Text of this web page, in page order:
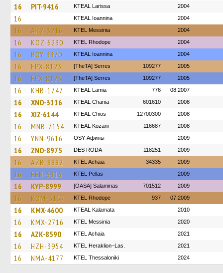
16 PIT-9416 KTEAL Larissa 2004
16 KTEAL Ioannina 2004
16 AKZ-3216 KTEL Messinia 2004
16 KOZ-6230 KTEL Rhodope 2004
16 BOY-3370 KTEAL Ioannina 2004
16 EPX-8123 [TheTA] Serres 109277 2005
16 EPX-8123 [TheTA] Serres 109277 2005
16 KHB-1747 KTEAL Lamia 776 08.2007
16 XNO-3116 KTEAL Chania 601610 2008
16 XIZ-6144 KTEAL Chios 12700300 2008
16 MNB-7154 KTEAL Kozani 116687 2008
16 YNN-9616 OSY Афины 2009
16 ZNO-8975 DES RODA 118251 2009
16 AZB-8882 KTEL Achaia 34335 2009
16 EEN-6816 KTEL Pellas 2009
16 KYP-8999 [OASA] Salaminas 701512 2009
16 KOM-3157 KTEL Rhodope 937 07.2009
16 KMX-4600 KTEAL Kalamata 2010
16 KMX-2716 KTEL Messinia 2020
16 AZK-8590 KTEL Achaia 2021
16 HZH-3954 KTEL Heraklion–Las. 2021
16 NMA-4177 KTEL Thessaloniki 2024